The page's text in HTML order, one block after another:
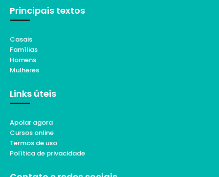
Principais textos
Casais
Famílias
Homens
Mulheres
Links úteis
Apoiar agora
Cursos online
Termos de uso
Política de privacidade